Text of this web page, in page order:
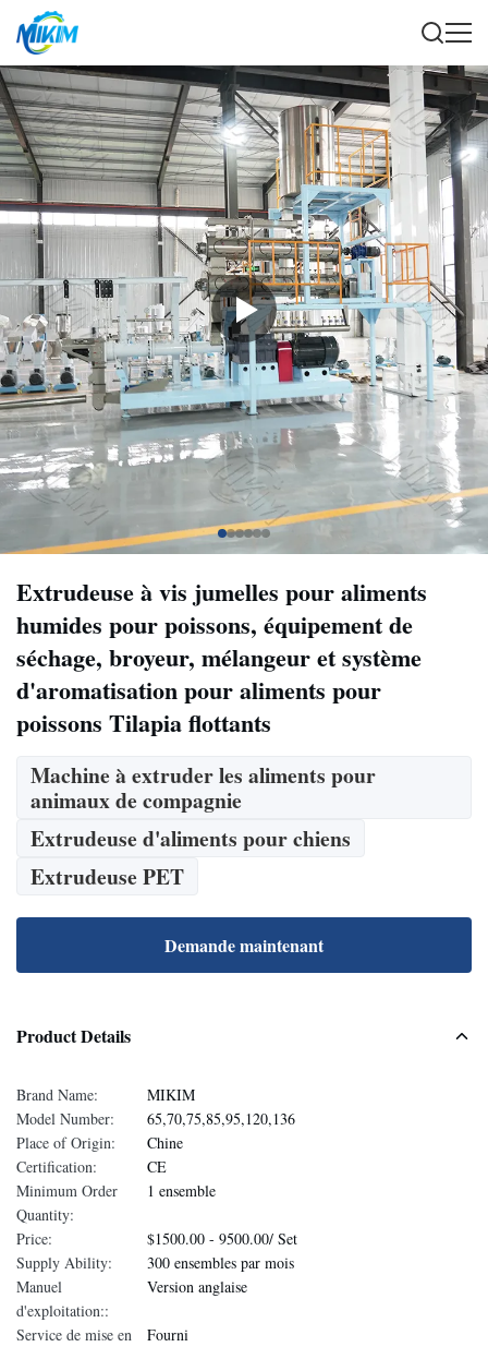
Extrudeuse à vis jumelles pour aliments
humides pour poissons, équipement de
séchage, broyeur, mélangeur et système
d'aromatisation pour aliments pour
poissons Tilapia flottants
Machine à extruder les aliments pour
animaux de compagnie
Extrudeuse d'aliments pour chiens
Extrudeuse PET
Demande maintenant
Product Details
Brand Name:
MIKIM
Model Number:
65,70,75,85,95,120,136
Place of Origin:
Chine
Certification:
CE
Minimum Order
Quantity:
1 ensemble
Price:
$1500.00 - 9500.00/ Set
Supply Ability:
300 ensembles par mois
Manuel
d'exploitation::
Version anglaise
Service de mise en
Fourni